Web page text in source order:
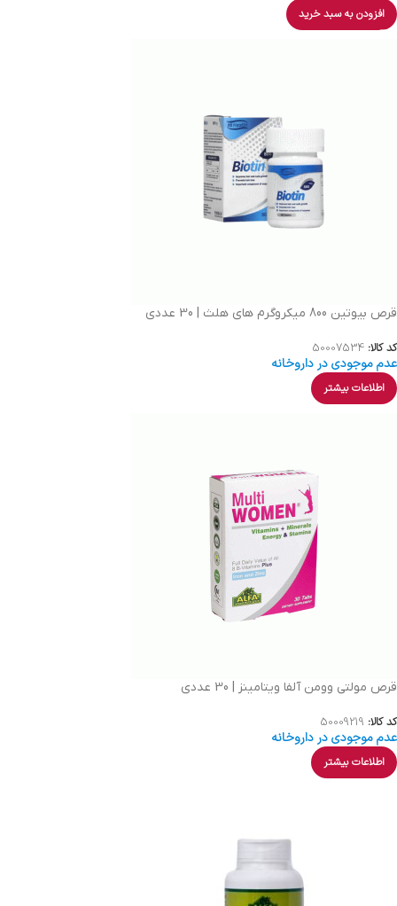
افزودن به سبد خرید
قرص بیوتین 800 میکروگرم های هلث | 30 عددی
کد کالا: 50007534
عدم موجودی در داروخانه
اطلاعات بیشتر
قرص مولتی وومن آلفا ویتامینز | 30 عددی
کد کالا: 50009219
عدم موجودی در داروخانه
اطلاعات بیشتر